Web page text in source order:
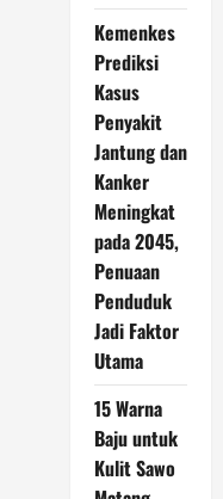
Kemenkes
Prediksi
Kasus
Penyakit
Jantung dan
Kanker
Meningkat
pada 2045,
Penuaan
Penduduk
Jadi Faktor
Utama
15 Warna
Baju untuk
Kulit Sawo